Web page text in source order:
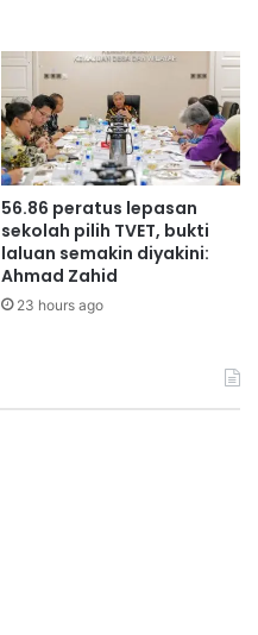
56.86 peratus lepasan
sekolah pilih TVET, bukti
laluan semakin diyakini:
Ahmad Zahid
23 hours ago